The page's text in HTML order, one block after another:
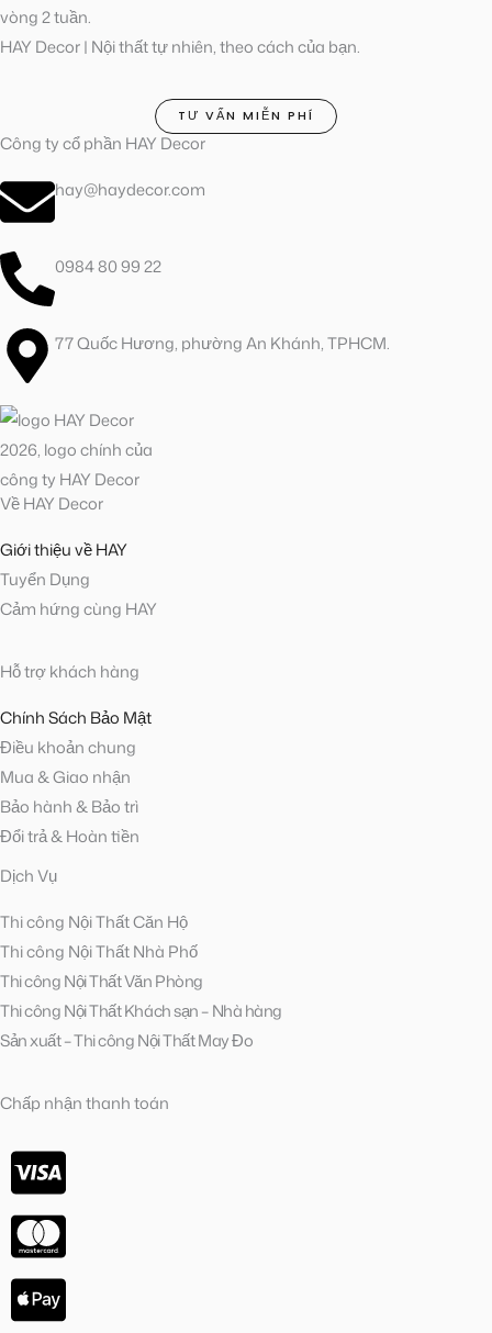
vòng 2 tuần.
HAY Decor | Nội thất tự nhiên, theo cách của bạn.
TƯ VẤN MIỄN PHÍ
Công ty cổ phần HAY Decor
hay@haydecor.com
0984 80 99 22
77 Quốc Hương, phường An Khánh, TPHCM.
Về HAY Decor
Giới thiệu về HAY
Tuyển Dụng
Cảm hứng cùng HAY
Hỗ trợ khách hàng
Chính Sách Bảo Mật
Điều khoản chung
Mua & Giao nhận
Bảo hành & Bảo trì
Đổi trả & Hoàn tiền
Dịch Vụ
Thi công Nội Thất Căn Hộ
Thi công Nội Thất Nhà Phố
Thi công Nội Thất Văn Phòng
Thi công Nội Thất Khách sạn – Nhà hàng
Sản xuất – Thi công Nội Thất May Đo
Chấp nhận thanh toán